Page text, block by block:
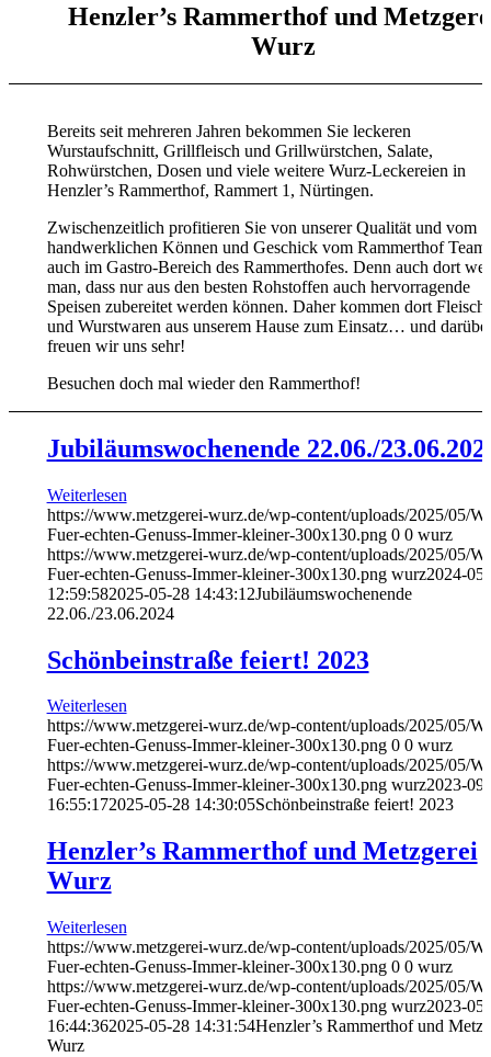
Henzler’s Rammerthof und
Wurz
Bereits seit mehreren Jahren bekommen Sie leckeren
Wurstaufschnitt, Grillfleisch und Grillwürstchen, Salate,
Rohwürstchen, Dosen und viele weitere Wurz-Leckereien in
Henzler’s Rammerthof, Rammert 1, Nürtingen.
Zwischenzeitlich profitieren Sie von unserer Qualität und vom
handwerklichen Können und Geschick vom Rammerthof Team
auch im Gastro-Bereich des Rammerthofes. Denn auch dort
man, dass nur aus den besten Rohstoffen auch hervorragende
Speisen zubereitet werden können. Daher kommen dort Fleisch-
und Wurstwaren aus unserem Hause zum Einsatz… und
freuen wir uns sehr!
Besuchen doch mal wieder den Rammerthof!
Jubiläumswochenende 22.06./
Weiterlesen
https://www.metzgerei-wurz.de/wp-content/uploads/2025/05/
Fuer-echten-Genuss-Immer-kleiner-300x130.png 0 0 wurz
https://www.metzgerei-wurz.de/wp-content/uploads/2025/05/
Fuer-echten-Genuss-Immer-kleiner-300x130.png wurz2024-
12:59:582025-05-28 14:43:12Jubiläumswochenende
22.06./23.06.2024
Schönbeinstraße feiert! 2023
Weiterlesen
https://www.metzgerei-wurz.de/wp-content/uploads/2025/05/
Fuer-echten-Genuss-Immer-kleiner-300x130.png 0 0 wurz
https://www.metzgerei-wurz.de/wp-content/uploads/2025/05/
Fuer-echten-Genuss-Immer-kleiner-300x130.png wurz2023-
16:55:172025-05-28 14:30:05Schönbeinstraße feiert! 2023
Henzler’s Rammerthof und Metzgerei
Wurz
Weiterlesen
https://www.metzgerei-wurz.de/wp-content/uploads/2025/05/
Fuer-echten-Genuss-Immer-kleiner-300x130.png 0 0 wurz
https://www.metzgerei-wurz.de/wp-content/uploads/2025/05/
Fuer-echten-Genuss-Immer-kleiner-300x130.png wurz2023-
16:44:362025-05-28 14:31:54Henzler’s Rammerthof und
Wurz